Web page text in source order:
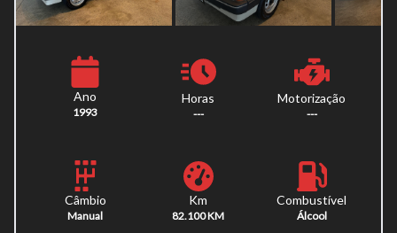
Ano
1993
Horas
---
Motorização
---
Câmbio
Manual
Km
82.100 KM
Combustível
Álcool